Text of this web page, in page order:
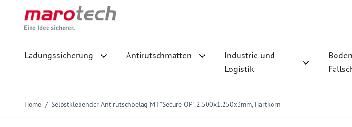
Ladungssicherung Antirutschmatten
Untermenü für Kategorie Antirutschmatten
Industrie und
Logistik
Untermenü
Home / Selbstklebender Antirutschbelag MT "Secure OP" 2.500x1.250x3mm, Hartkorn